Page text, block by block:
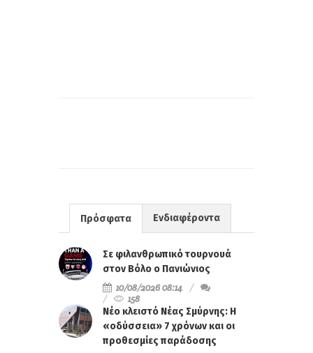
Πρόσφατα Ενδιαφέροντα
Σε φιλανθρωπικό τουρνουά
στον Βόλο ο Πανιώνιος
10/08/2026 08:14
158
Νέο κλειστό Νέας Σμύρνης: Η
«οδύσσεια» 7 χρόνων και οι
προθεσμίες παράδοσης